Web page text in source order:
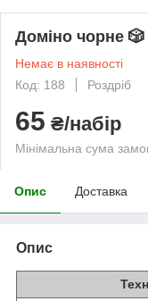
Доміно чорне 🎲
Немає в наявності
Код: 188
Роздріб
65 ₴/набір
Мінімальна сума
Опис Доставка
Опис